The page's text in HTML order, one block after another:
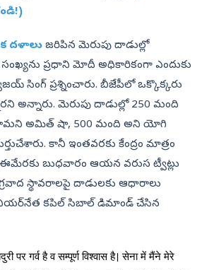
దళాలుజరిపిన మెరుపు దాడుల్లో
ప్రధాని మోదీ అధికారికంగా ఎందుకు
సింగ్‌ ప్రశ్నించారు. బీజేపీలో ఒక్కొక్కరు
అన్నారు. మెరుపు దాడుల్లో 250 మంది
అమిత్‌ షా, 500 మంది అని యోగి
కానీ ఇంతవరకు కేంద్రం మాత్రం
బుధవారం ఆయన వరుస ట్వీట్లు
స్థావరాలపై దాడులకు ఆధారాలు
కపిల్‌ సిబాల్‌ డిమాండ్‌ చేసిన
पर गर्व है व सम्पूर्ण विश्वास है। सेना में मैंने मेरे